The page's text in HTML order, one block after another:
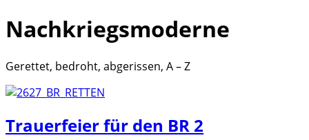
Nachkriegsmoderne
Gerettet, bedroht, abgerissen, A – Z
Trauerfeier für den BR 2